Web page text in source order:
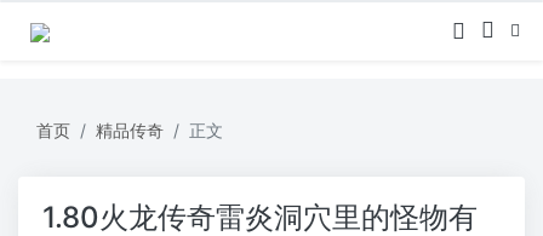
首页 精品传奇 正文
1.80火龙传奇雷炎洞穴里的怪物有